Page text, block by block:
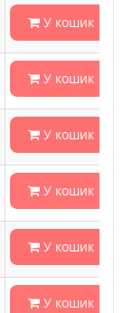
У кошик
У кошик
У кошик
У кошик
У кошик
У кошик